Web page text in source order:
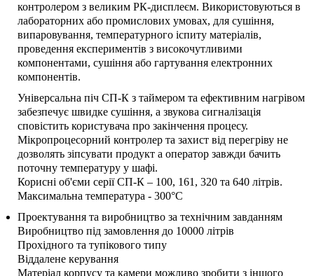
контролером з великим РК-дисплеєм. Використовуються в
лабораторних або промислових умовах, для сушіння,
випаровування, температурного іспиту матеріалів,
проведення експериментів з високочутливими
компонентами, сушіння або гартування електронних
компонентів.
Універсальна піч СП-К з таймером та ефективним нагрівом
забезпечує швидке сушіння, а звукова сигналізація
сповістить користувача про закінчення процесу.
Мікропроцесорний контролер та захист від перегріву не
дозволять зіпсувати продукт а оператор завжди бачить
поточну температуру у шафі.
Корисні об'єми серії СП-К – 100, 161, 320 та 640 літрів.
Максимальна температура - 300°С
Проектування та виробництво за технічним завданням
Виробництво під замовлення до 10000 літрів
Прохідного та тупікового типу
Віддалене керування
Матеріал корпусу та камери можливо зробити з іншого